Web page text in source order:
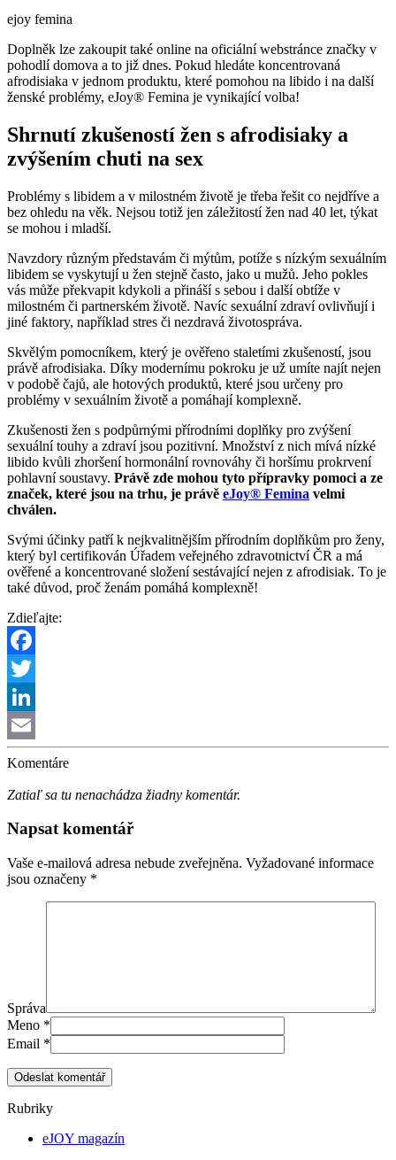
ejoy femina
Doplněk lze zakoupit také online na oficiální webstránce značky v
pohodlí domova a to již dnes. Pokud hledáte koncentrovaná
afrodisiaka v jednom produktu, které pomohou na libido i na další
ženské problémy, eJoy® Femina je vynikající volba!
Shrnutí zkušeností žen s afrodisiaky a
zvýšením chuti na sex
Problémy s libidem a v milostném životě je třeba řešit co nejdříve a
bez ohledu na věk. Nejsou totiž jen záležitostí žen nad 40 let, týkat
se mohou i mladší.
Navzdory různým představám či mýtům, potíže s nízkým sexuálním
libidem se vyskytují u žen stejně často, jako u mužů. Jeho pokles
vás může překvapit kdykoli a přináší s sebou i další obtíže v
milostném či partnerském životě. Navíc sexuální zdraví ovlivňují i
jiné faktory, například stres či nezdravá životospráva.
Skvělým pomocníkem, který je ověřeno staletími zkušeností, jsou
právě afrodisiaka. Díky modernímu pokroku je už umíte najít nejen
v podobě čajů, ale hotových produktů, které jsou určeny pro
problémy v sexuálním životě a pomáhají komplexně.
Zkušenosti žen s podpůrnými přírodními doplňky pro zvýšení
sexuální touhy a zdraví jsou pozitivní. Množství z nich mívá nízké
libido kvůli zhoršení hormonální rovnováhy či horšímu prokrvení
pohlavní soustavy. Právě zde mohou tyto přípravky pomoci a ze
značek, které jsou na trhu, je právě eJoy® Femina velmi
chválen.
Svými účinky patří k nejkvalitnějším přírodním doplňkům pro ženy,
který byl certifikován Úřadem veřejného zdravotnictví ČR a má
ověřené a koncentrované složení sestávající nejen z afrodisiak. To je
také důvod, proč ženám pomáhá komplexně!
Zdieľajte:
Facebook
Twitter
LinkedIn
Email
Komentáre
Zatiaľ sa tu nenachádza žiadny komentár.
Napsat komentář
Vaše e-mailová adresa nebude zveřejněna. Vyžadované informace
jsou označeny *
Správa
Meno *
Email *
Odeslat komentář
Rubriky
eJOY magazín